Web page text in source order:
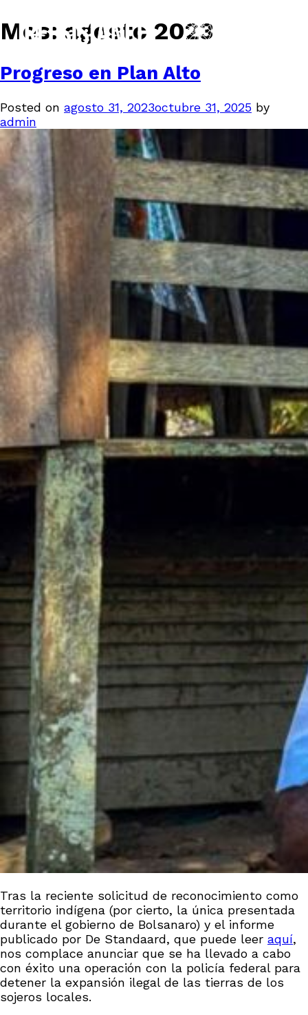
Mes: agosto 2023
Progreso en Plan Alto
Posted on agosto 31, 2023octubre 31, 2025 by
admin
Tras la reciente solicitud de reconocimiento como
territorio indígena (por cierto, la única presentada
durante el gobierno de Bolsanaro) y el informe
publicado por De Standaard, que puede leer aquí,
nos complace anunciar que se ha llevado a cabo
con éxito una operación con la policía federal para
detener la expansión ilegal de las tierras de los
sojeros locales.